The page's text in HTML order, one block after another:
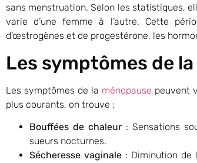
sans menstruation. Selon les statistiques,
varie d’une femme à l’autre. Cette
d’œstrogènes et de progestérone, les
Les symptômes de
Les symptômes de la ménopause peuvent
plus courants, on trouve :
Bouffées de chaleur : Sensations
sueurs nocturnes.
Sécheresse vaginale : Diminution de